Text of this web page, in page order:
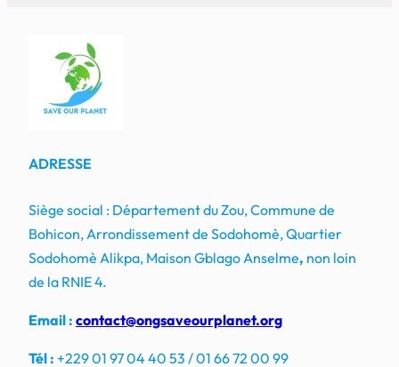
ADRESSE
Siège social : Département du Zou, Commune de
Bohicon, Arrondissement de Sodohomè, Quartier
Sodohomè Alikpa, Maison Gblago Anselme, non loin
de la RNIE 4.
Email : contact@ongsaveourplanet.org
Tél : +229 01 97 04 40 53 / 01 66 72 00 99